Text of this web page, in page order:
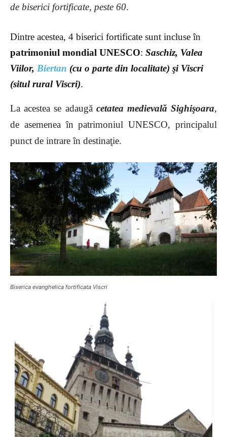
de biserici fortificate, peste 60.
Dintre acestea, 4 biserici fortificate sunt incluse în
patrimoniul mondial UNESCO: Saschiz, Valea
Viilor, Biertan (cu o parte din localitate) şi Viscri
(situl rural Viscri).
La acestea se adaugă cetatea medievală Sighişoara,
de asemenea în patrimoniul UNESCO, principalul
punct de intrare în destinaţie.
Biserica evanghelica fortificata Viscri